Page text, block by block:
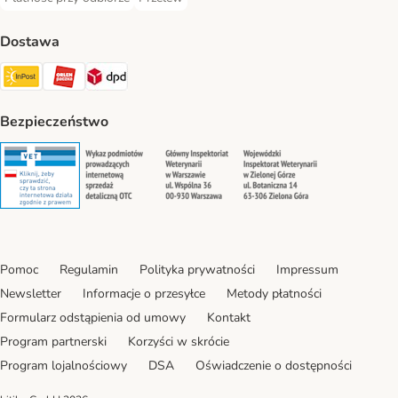
Płatność przy odbiorze Payment Method
Przelew Payment Method
Dostawa
InPost Shipping Method
ORLEN Paczka. Shipping Method
DPD Shipping Method
Bezpieczeństwo
Security Security Security
Pomoc Regulamin Polityka prywatności
Impressum
Newsletter
Informacje o przesyłce
Metody płatności
Formularz odstąpienia od umowy
Kontakt
Program partnerski
Korzyści w skrócie
Program lojalnościowy
DSA Oświadczenie o dostępności